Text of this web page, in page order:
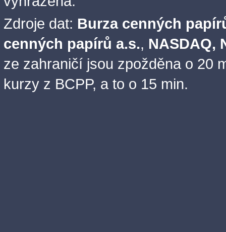
Zdroje dat: Burza cenných
cenných papírů a.s., NASDAQ,
ze zahraničí jsou zpožděna o 20
kurzy z BCPP, a to o 15 min.